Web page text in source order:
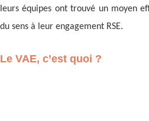
leurs équipes ont trouvé un moyen
du sens à leur engagement RSE.
Le VAE, c’est quoi ?